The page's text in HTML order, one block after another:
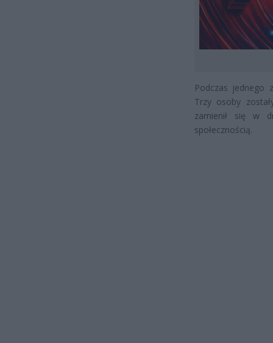
Podczas jednego
Trzy osoby
zamienił się w
społecznością.